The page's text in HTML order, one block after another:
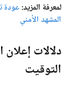
لمعرفة المزيد:عودة
المشهد الأمني
دلالات
التوقيت